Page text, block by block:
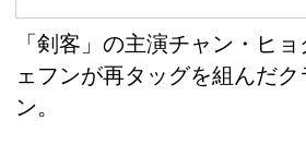
「剣客」の主演チャン・ヒ
ェフンが再タッグを組んだク
ン。